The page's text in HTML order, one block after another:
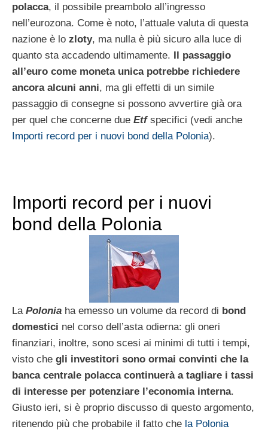
polacca, il possibile preambolo all’ingresso
nell’eurozona. Come è noto, l’attuale valuta di questa
nazione è lo zloty, ma nulla è più sicuro alla luce di
quanto sta accadendo ultimamente. Il passaggio
all’euro come moneta unica potrebbe richiedere
ancora alcuni anni, ma gli effetti di un simile
passaggio di consegne si possono avvertire già ora
per quel che concerne due Etfspecifici (vedi anche
Importi record per i nuovi bond della Polonia).
Importi record per i nuovi
bond della Polonia
La Polonia ha emesso un volume da record di bond
domestici nel corso dell’asta odierna: gli oneri
finanziari, inoltre, sono scesi ai minimi di tutti i tempi,
visto che gli investitori sono ormai convinti che la
banca centrale polacca continuerà a tagliare i tassi
di interesse per potenziare l’economia interna.
Giusto ieri, si è proprio discusso di questo argomento,
ritenendo più che probabile il fatto che la Polonia